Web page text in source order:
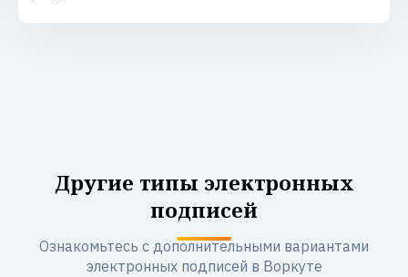
Другие типы электронных
подписей
Ознакомьтесь с дополнительными вариантами
электронных подписей в Воркуте